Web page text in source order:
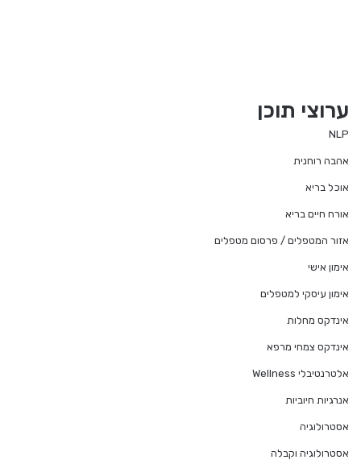
ערוצי תוכן
NLP
אהבה רוחנית
אוכל בריא
אורח חיים בריא
אזור המטפלים / פרסום מטפלים
אימון אישי
אימון עיסקי למטפלים
אינדקס מחלות
אינדקס צמחי מרפא
אלטרנטיבלי Wellness
אנרגיות חיוביות
אסטרולוגיה
אסטרולוגיה וקבלה